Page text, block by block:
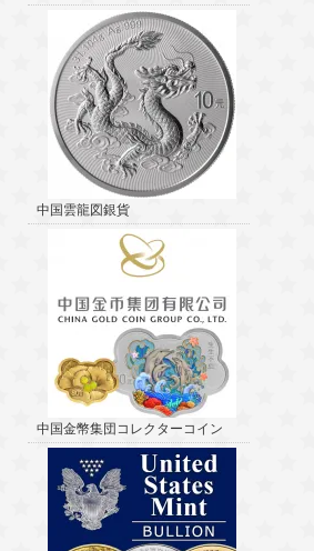
中国雲龍図銀貨
中国金幣集団コレクターコイン